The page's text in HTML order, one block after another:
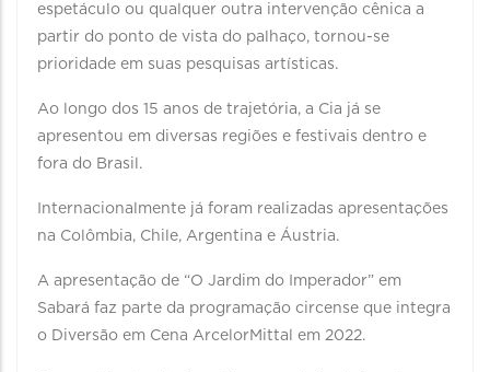
espetáculo ou qualquer outra intervenção cênica a
partir do ponto de vista do palhaço, tornou-se
prioridade em suas pesquisas artísticas.
Ao longo dos 15 anos de trajetória, a Cia já se
apresentou em diversas regiões e festivais dentro e
fora do Brasil.
Internacionalmente já foram realizadas apresentações
na Colômbia, Chile, Argentina e Áustria.
A apresentação de “O Jardim do Imperador” em
Sabará faz parte da programação circense que integra
o Diversão em Cena ArcelorMittal em 2022.